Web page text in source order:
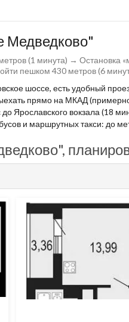
Медведково"
(1 минута) → Остановка
пешком 430 метров (6
шоссе, есть удобный
прямо на МКАД
Ярославского вокзала (18
и маршрутных такси: до